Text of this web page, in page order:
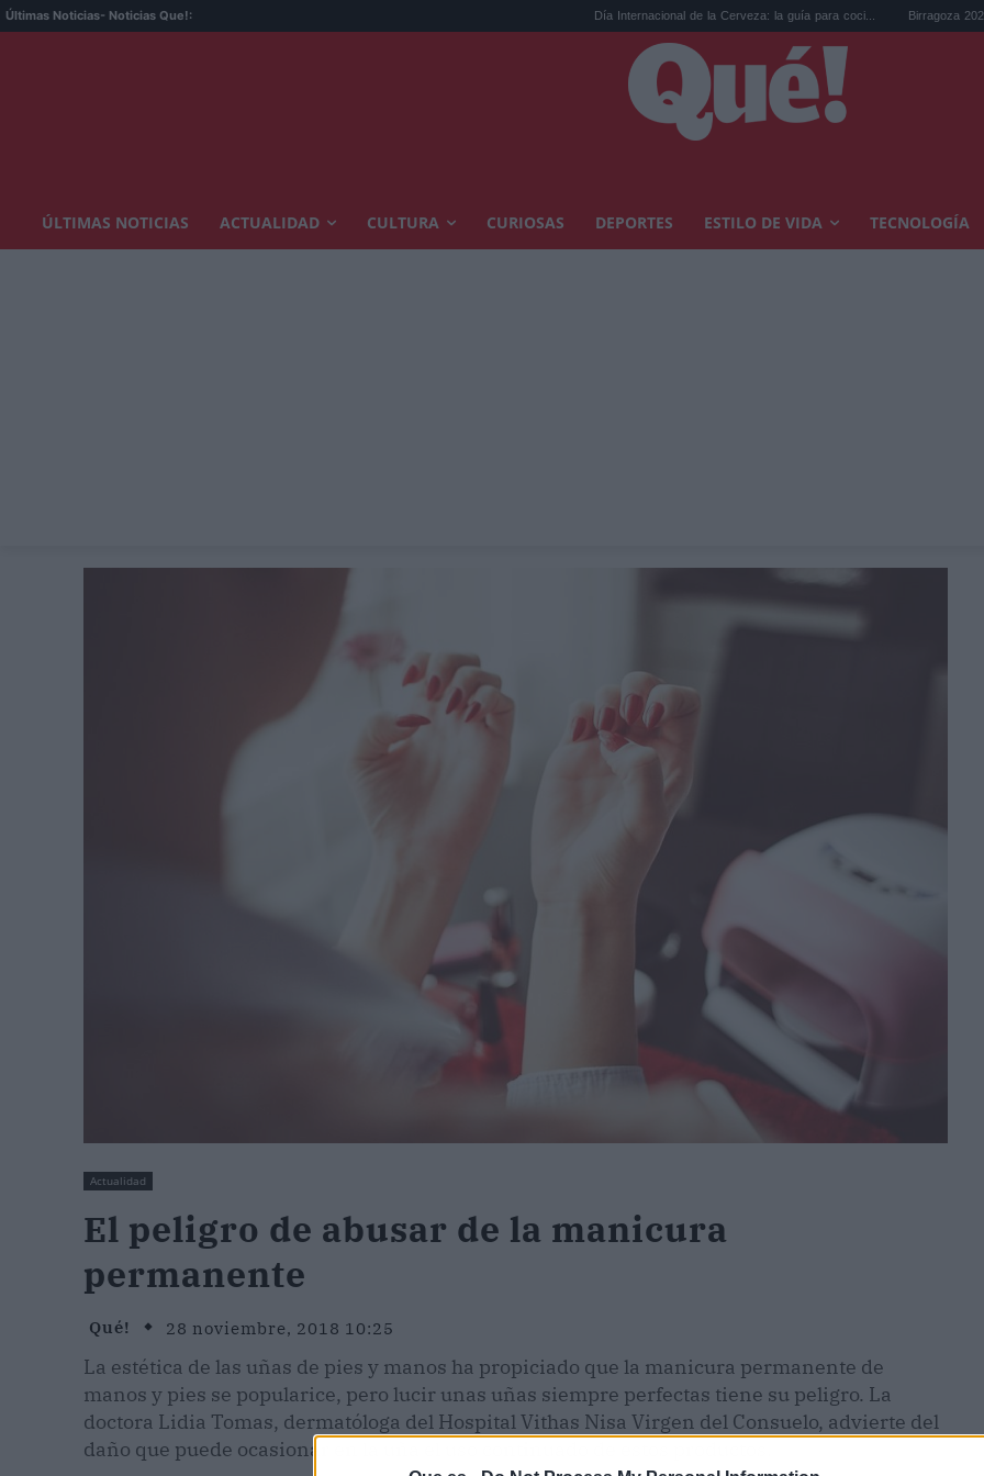
Últimas Noticias- Noticias Que!: Día Internacional de la Cerveza: la guía para coci... Birragoza 2026: el festival
ÚLTIMAS NOTICIAS ACTUALIDAD CULTURA CURIOSAS DEPORTES ESTILO DE VIDA TECNOLOGÍA
Actualidad
El peligro de abusar de la manicura
permanente
Qué! 28 noviembre, 2018 10:25
La estética de las uñas de pies y manos ha propiciado que la manicura permanente de
manos y pies se popularice, pero lucir unas uñas siempre perfectas tiene su peligro. La
doctora Lidia Tomas, dermatóloga del Hospital Vithas Nisa Virgen del Consuelo, advierte del
daño que puede ocasionar en la uña el uso continuado de estos productos.